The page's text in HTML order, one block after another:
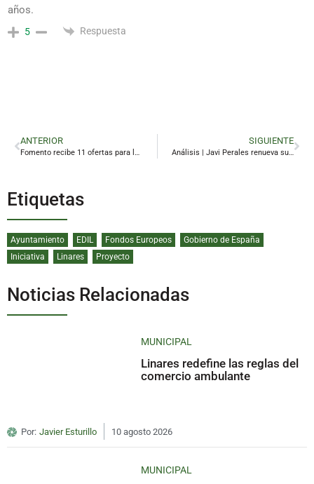
años.
5 Respuesta
ANTERIOR
Fomento recibe 11 ofertas para la rehabilitación energética de 60 viviendas públicas en Linares
SIGUIENTE
Análisis | Javi Perales renueva su marca personal con un mensaje ‘casi calcado’ al de la alcaldesa
Etiquetas
Ayuntamiento EDIL Fondos Europeos
Gobierno de España
Iniciativa
Linares Proyecto
Noticias Relacionadas
MUNICIPAL
Linares redefine las reglas del
comercio ambulante
Por: Javier Esturillo 10 agosto 2026
MUNICIPAL